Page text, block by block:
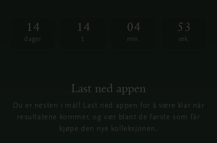
14
14
dager
14
14
t.
04
04
min.
53
53
sek.
Last ned appen
Du er nesten i mål! Last ned appen for å være klar når
resultatene kommer, og vær blant de første som får
kjøpe den nye kolleksjonen.